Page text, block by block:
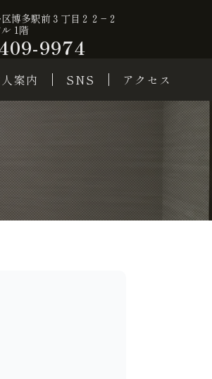
博多駅前３丁目２２−２
1階
9974
案内 SNS アクセス